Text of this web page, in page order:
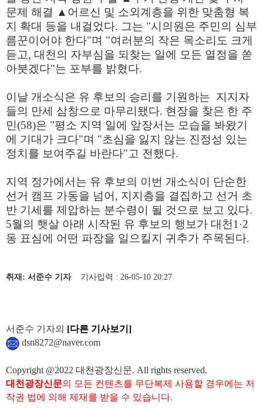
문제 해결 ▲어르신 및 소외계층을 위한 맞춤형 복
지 확대 등을 내걸었다. 그는 "시의원은 주민의 심부
름꾼이어야 한다"며 "여러분의 작은 목소리도 크게
듣고, 대천의 자부심을 되찾는 일에 모든 열정을 쏟
아붓겠다"는 포부를 밝혔다.
이날 개소식은 유 후보의 승리를 기원하는 지지자
들의 만세 삼창으로 마무리됐다. 현장을 찾은 한 주
민(58)은 "평소 지역 일에 앞장서는 모습을 봐왔기
에 기대가 크다"며 "초심을 잃지 않는 진정성 있는
정치를 보여주길 바란다"고 전했다.
지역 정가에서는 유 후보의 이번 개소식이 단순한
선거 캠프 가동을 넘어, 지지층을 결집하고 선거 초
반 기세를 제압하는 분수령이 될 것으로 보고 있다.
5월의 햇살 아래 시작된 유 후보의 행보가 대천1·2
동 표심에 어떤 파장을 일으킬지 귀추가 주목된다.
취재: 서준수 기자기사입력 : 26-05-10 20:27
서준수 기자의 [다른 기사보기]
dsn8272@naver.com
Copyright @2022 대천광장신문. All rights reserved.
대천광장신문의 모든 컨텐츠를 무단복제 사용할 경우에는 저
작권 법에 의해 제재를 받을 수 있습니다.